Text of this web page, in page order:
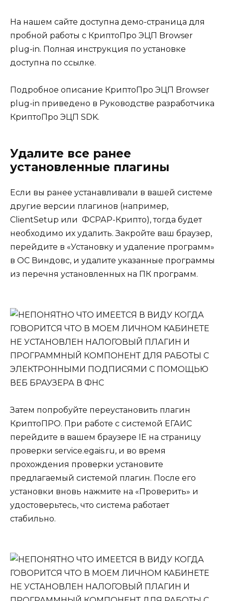
На нашем сайте доступна демо-страница для
пробной работы с КриптоПро ЭЦП Browser
plug-in. Полная инструкция по установке
доступна по ссылке.
Подробное описание КриптоПро ЭЦП Browser
plug-in приведено в Руководстве разработчика
КриптоПро ЭЦП SDK.
Удалите все ранее
установленные плагины
Если вы ранее устанавливали в вашей системе
другие версии плагинов (например,
ClientSetup или ФСРАР-Крипто), тогда будет
необходимо их удалить. Закройте ваш браузер,
перейдите в «Установку и удаление программ»
в ОС Виндовс, и удалите указанные программы
из перечня установленных на ПК программ.
Затем попробуйте переустановить плагин
КриптоПРО. При работе с системой ЕГАИС
перейдите в вашем браузере IE на страницу
проверки service.egais.ru, и во время
прохождения проверки установите
предлагаемый системой плагин. После его
установки вновь нажмите на «Проверить» и
удостоверьтесь, что система работает
стабильно.